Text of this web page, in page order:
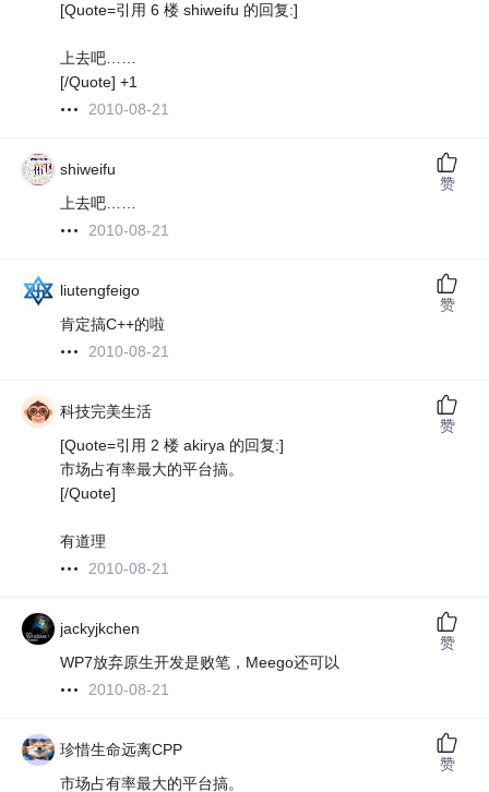
[Quote=引用 6 楼 shiweifu 的回复:]
上去吧……
[/Quote] +1
2010-08-21
shiweifu
上去吧……
2010-08-21
赞
liutengfeigo
肯定搞C++的啦
2010-08-21
赞
科技完美生活
[Quote=引用 2 楼 akirya 的回复:]
市场占有率最大的平台搞。
[/Quote]
有道理
2010-08-21
赞
jackyjkchen
WP7放弃原生开发是败笔，Meego还可以
2010-08-21
赞
珍惜生命远离CPP
市场占有率最大的平台搞。
赞